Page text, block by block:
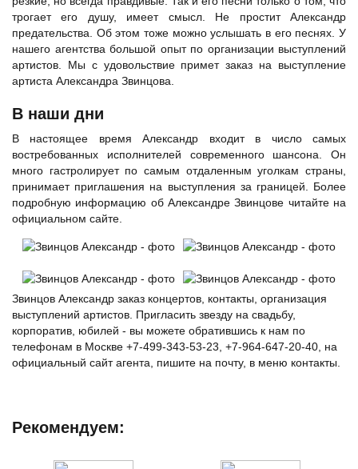
трогает его душу, имеет смысл. Не простит Александр
предательства. Об этом тоже можно услышать в его песнях. У
нашего агентства большой опыт по организации выступлений
артистов. Мы с удовольствие примет заказ на выступление
артиста Александра Звинцова.
В наши дни
В настоящее время Александр входит в число самых
востребованных исполнителей современного шансона. Он
много гастролирует по самым отдаленным уголкам страны,
принимает приглашения на выступления за границей. Более
подробную информацию об Александре Звинцове читайте на
официальном сайте.
Звинцов Александр заказ концертов, контакты, организация
выступлений артистов. Пригласить звезду на свадьбу,
корпоратив, юбилей - вы можете обратившись к нам по
телефонам в Москве +7-499-343-53-23, +7-964-647-20-40, на
официальный сайт агента, пишите на почту, в меню контакты.
Рекомендуем: